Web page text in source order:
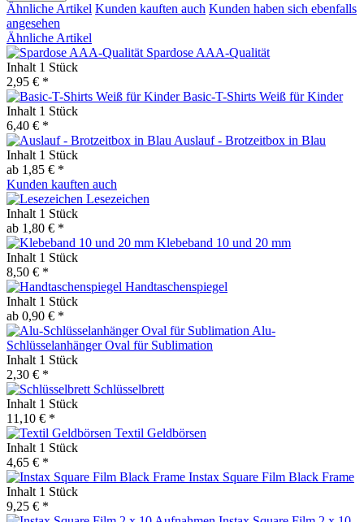
Ähnliche Artikel Kunden kauften auch Kunden haben sich ebenfalls
angesehen
Ähnliche Artikel
Spardose AAA-Qualität
Inhalt 1 Stück
2,95 € *
Basic-T-Shirts Weiß für Kinder
Inhalt 1 Stück
6,40 € *
Auslauf - Brotzeitbox in Blau
Inhalt 1 Stück
ab 1,85 € *
Kunden kauften auch
Lesezeichen
Inhalt 1 Stück
ab 1,80 € *
Klebeband 10 und 20 mm
Inhalt 1 Stück
8,50 € *
Handtaschenspiegel
Inhalt 1 Stück
ab 0,90 € *
Alu-
Schlüsselanhänger Oval für Sublimation
Inhalt 1 Stück
2,30 € *
Schlüsselbrett
Inhalt 1 Stück
11,10 € *
Textil Geldbörsen
Inhalt 1 Stück
4,65 € *
Instax Square Film Black Frame
Inhalt 1 Stück
9,25 € *